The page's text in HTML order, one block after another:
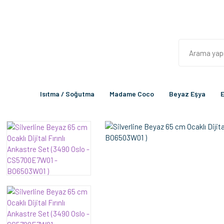
Isıtma / Soğutma Madame Coco Beyaz Eşya